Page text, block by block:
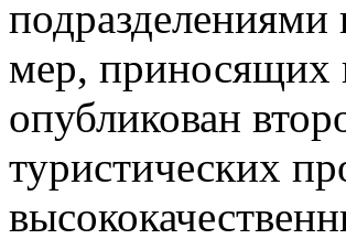
мер, приносящих
опубликован
туристических